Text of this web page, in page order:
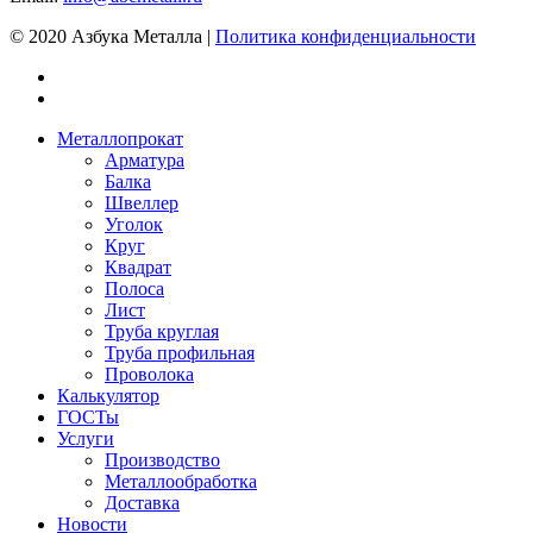
© 2020 Азбука Металла | Политика конфиденциальности
Металлопрокат
Арматура
Балка
Швеллер
Уголок
Круг
Квадрат
Полоса
Лист
Труба круглая
Труба профильная
Проволока
Калькулятор
ГОСТы
Услуги
Производство
Металлообработка
Доставка
Новости